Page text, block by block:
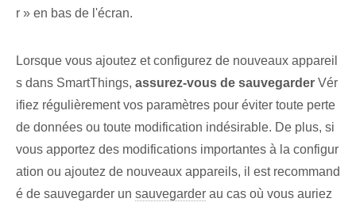
r » ⁤en bas⁢ de l'écran.
Lorsque vous ajoutez et configurez de nouveaux appareil
s dans SmartThings, assurez-vous de sauvegarder Vér
ifiez régulièrement vos paramètres pour éviter toute perte
de données ou toute modification indésirable. De plus, si
vous apportez des modifications importantes à la configur
ation ou ajoutez de nouveaux appareils, il est recommand
é de sauvegarder⁤ un sauvegarder au cas où vous auriez